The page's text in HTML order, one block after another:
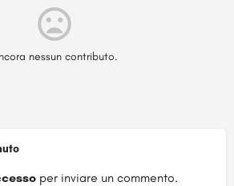
nessun contributo.
per inviare un commento.